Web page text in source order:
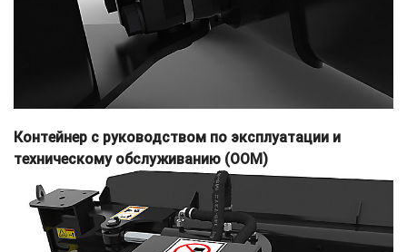
Контейнер с руководством по эксплуатации и
техническому обслуживанию (OOM)